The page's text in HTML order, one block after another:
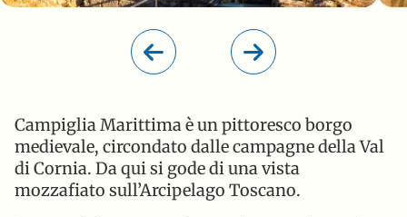
Campiglia Marittima è un pittoresco borgo
medievale, circondato dalle campagne della Val
di Cornia. Da qui si gode di una vista
mozzafiato sull’Arcipelago Toscano.